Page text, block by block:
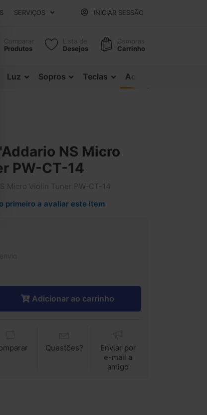
SERVIÇOS INICIAR SESSÃO
Comparar
Produtos
Lista de
Desejos
Compras
Carrinho
Luz Sopros Teclas Acessórios
NS Micro
PW-CT-14
Micro Violin Tuner PW-CT-14
o primeiro a avaliar este item
Adicionar ao carrinho
Questões?
Enviar por
e-mail a
amigo